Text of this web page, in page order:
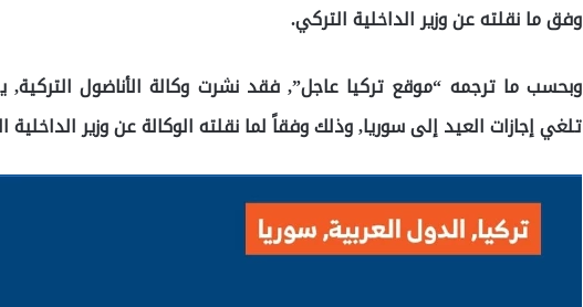
وفق ما نقلته عن وزير الداخلية التركي.
وبحسب ما ترجمه “موقع تركيا عاجل”, فقد نشرت وكالة الأناضول التركية,
تلغي إجازات العيد إلى سوريا, وذلك وفقاً لما نقلته الوكالة عن وزير